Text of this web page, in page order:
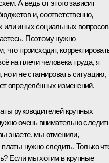
А ведь от этого зависит
и, соответственно,
или иных социальных
Поэтому нужно
что происходит,
на плечи человека труда, я
и не стагнировать ситуацию,
определённых изменений.
руководителей крупных
очень внимательно
знаете, мы отменили,
нужно следить. Только
Если мы хотим в крупные